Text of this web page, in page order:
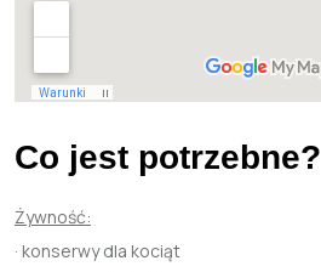
Co jest potrzebne?
Żywność:
· konserwy dla kociąt